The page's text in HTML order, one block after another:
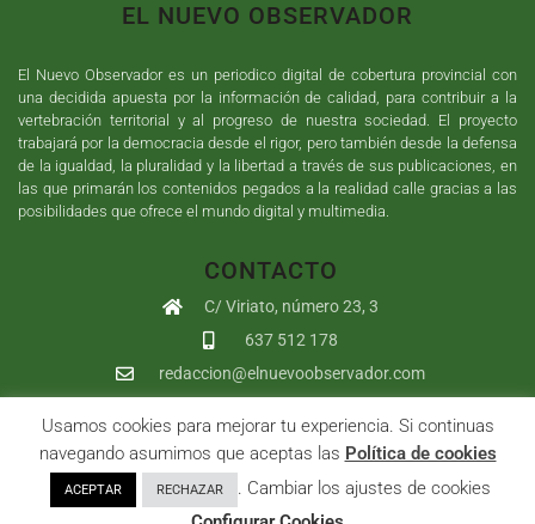
EL NUEVO OBSERVADOR
El Nuevo Observador es un periodico digital de cobertura provincial con
una decidida apuesta por la información de calidad, para contribuir a la
vertebración territorial y al progreso de nuestra sociedad. El proyecto
trabajará por la democracia desde el rigor, pero también desde la defensa
de la igualdad, la pluralidad y la libertad a través de sus publicaciones, en
las que primarán los contenidos pegados a la realidad calle gracias a las
posibilidades que ofrece el mundo digital y multimedia.
CONTACTO
C/ Viriato, número 23, 3
637 512 178
redaccion@elnuevoobservador.com
Copyright ©2026 El Nuevo Observador | Sumurdigital Diseño web
yDesarrollo| All Rights Reserved |
Privacidad|Política de cookies|User
Usamos cookies para mejorar tu experiencia. Si continuas
navegando asumimos que aceptas las Política de cookies
ACEPTAR RECHAZAR
. Cambiar los ajustes de cookies